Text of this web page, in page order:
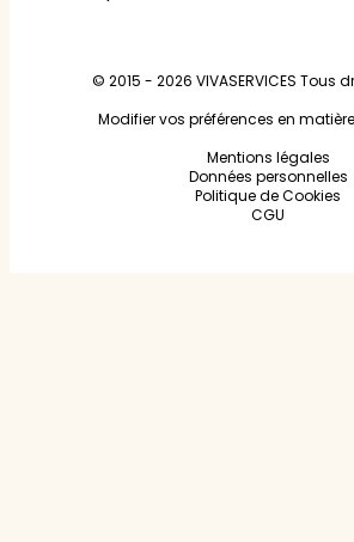
© 2015 - 2026 VIVASERVICES Tous
Modifier vos préférences en
Mentions légales
Données personnelles
Politique de Cookies
CGU